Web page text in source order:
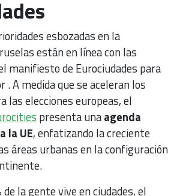
esbozadas en la
están en línea con las
manifiesto de Eurociudades para
. A medida que se aceleran los
las elecciones europeas, el
presenta unaagenda
la UE, enfatizando la creciente
áreas urbanas en la configuración
de la gente vive en ciudades, el